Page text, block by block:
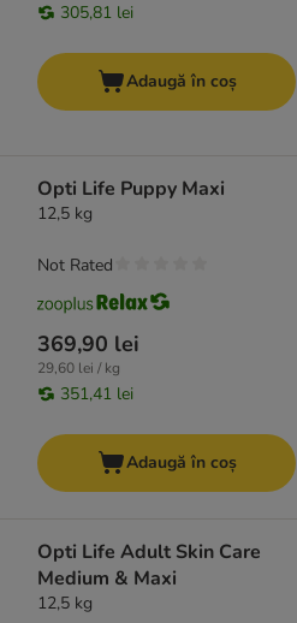
305,81 lei
Adaugă în coș
Opti Life Puppy Maxi
12,5 kg
369,90 lei
29,60 lei / kg
351,41 lei
Not Rated
Adaugă în coș
Opti Life Adult Skin Care
Medium & Maxi
12,5 kg